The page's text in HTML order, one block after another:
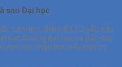
sau Đại học
cao hơn, điểm IELTS yêu cầu
các trường đại học và bậc sau
đơn xin nhập học nếu bạn có